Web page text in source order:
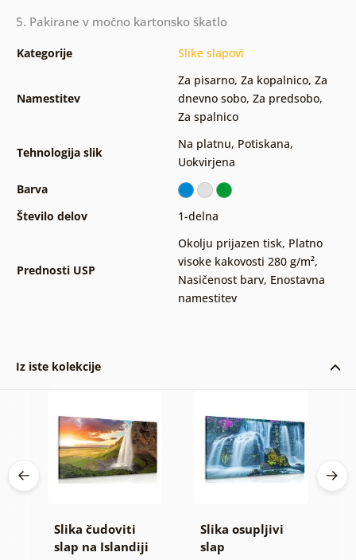
5. Pakirane v močno kartonsko škatlo
Kategorije Slike slapovi
Namestitev
Za pisarno, Za kopalnico, Za
dnevno sobo, Za predsobo,
Za spalnico
Tehnologija slik
Na platnu, Potiskana,
Uokvirjena
Barva
Število delov
1-delna
Prednosti USP
Okolju prijazen tisk, Platno
visoke kakovosti 280 g/m²,
Nasičenost barv, Enostavna
namestitev
Iz iste kolekcije
Slika čudoviti
slap na Islandiji
Slika osupljivi
slap